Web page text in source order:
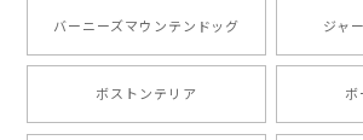
りまして、元気な時の顔がそっくりだ
ました。ありがとうございました。
バーニーズマウンテンドッグ ジャ
ボストンテリア